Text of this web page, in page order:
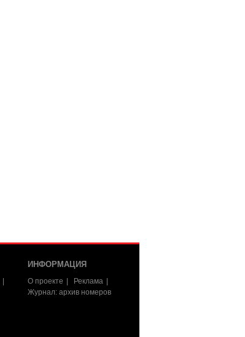
ИНФОРМАЦИЯ
О проекте
Реклама
Журнал: архив номеров